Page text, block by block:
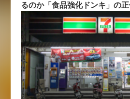
るのか「食品強化ドンキ」の